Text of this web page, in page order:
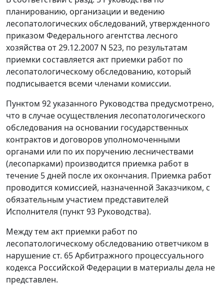
планированию, организации и ведению
лесопатологических обследований, утвержденного
приказом Федерального агентства лесного
хозяйства от 29.12.2007 N 523, по результатам
приемки составляется акт приемки работ по
лесопатологическому обследованию, который
подписывается всеми членами комиссии.
Пунктом 92указанного Руководства предусмотрено,
что в случае осуществления лесопатологического
обследования на основании государственных
контрактов и договоров уполномоченными
органами или по их поручению лесничествами
(лесопарками) производится приемка работ в
течение 5 дней после их окончания. Приемка работ
проводится комиссией, назначенной Заказчиком, с
обязательным участием представителей
Исполнителя (пункт 93 Руководства).
Между тем акт приемки работ по
лесопатологическому обследованию ответчиком в
нарушение ст. 65Арбитражного процессуального
кодекса Российской Федерации в материалы дела не
представлен.